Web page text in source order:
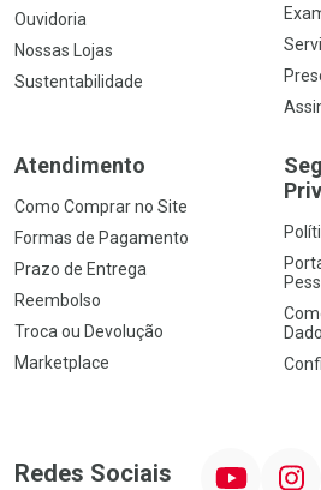
Ouvidoria
Nossas Lojas
Sustentabilidade
Atendimento
Como Comprar no Site
Formas de Pagamento
Prazo de Entrega
Reembolso
Troca ou Devolução
Marketplace
Redes Sociais